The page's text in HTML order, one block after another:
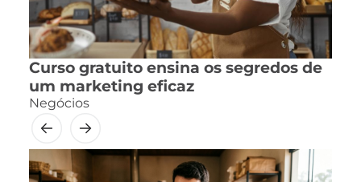
Curso gratuito ensina os segredos de
um marketing eficaz
Negócios